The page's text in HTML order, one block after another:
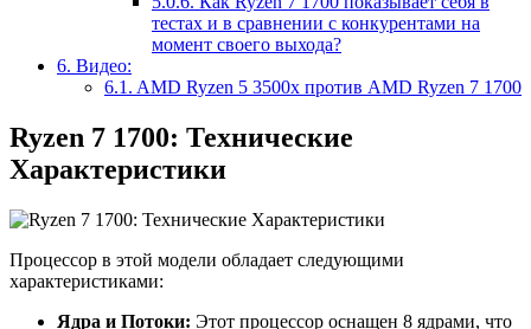
тестах и в сравнении с конкурентами на
момент своего выхода?
6. Видео:
6.1. AMD Ryzen 5 3500x против AMD Ryzen 7 1700
Ryzen 7 1700: Технические
Характеристики
Процессор в этой модели обладает следующими
характеристиками:
Ядра и Потоки: Этот процессор оснащен 8 ядрами, что